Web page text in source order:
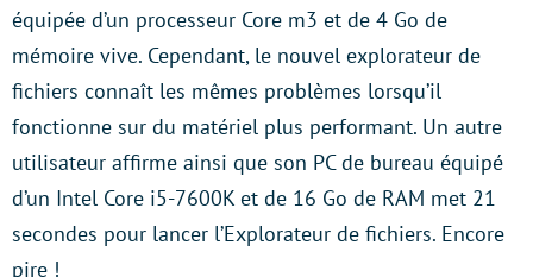
équipée d’un processeur Core m3 et de 4 Go de
mémoire vive. Cependant, le nouvel explorateur de
fichiers connaît les mêmes problèmes lorsqu’il
fonctionne sur du matériel plus performant. Un autre
utilisateur affirme ainsi que son PC de bureau équipé
d’un Intel Core i5-7600K et de 16 Go de RAM met 21
secondes pour lancer l’Explorateur de fichiers. Encore
pire !